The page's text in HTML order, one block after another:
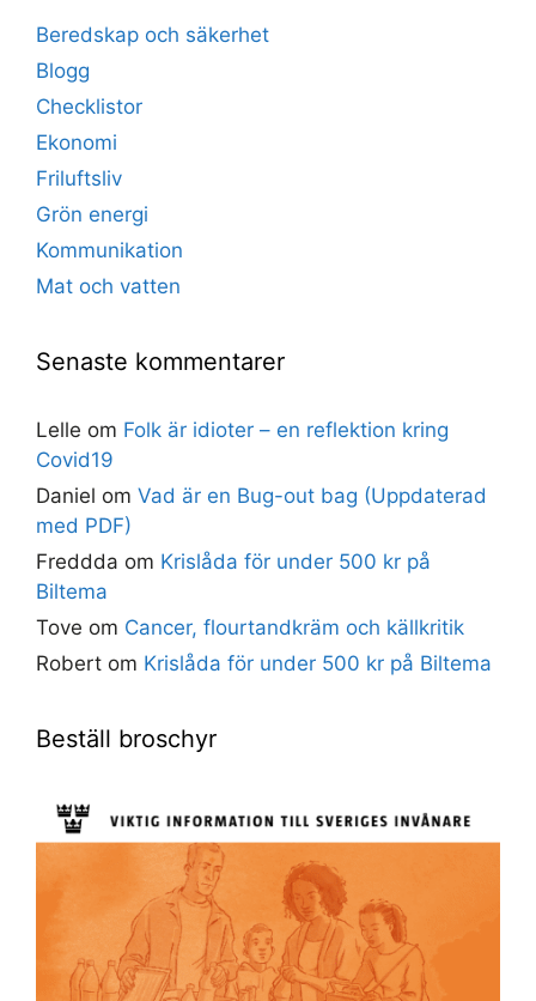
Beredskap och säkerhet
Blogg
Checklistor
Ekonomi
Friluftsliv
Grön energi
Kommunikation
Mat och vatten
Senaste kommentarer
Lelle om Folk är idioter – en reflektion kring
Covid19
Daniel om Vad är en Bug-out bag (Uppdaterad
med PDF)
Freddda om Krislåda för under 500 kr på
Biltema
Tove om Cancer, flourtandkräm och källkritik
Robert om Krislåda för under 500 kr på Biltema
Beställ broschyr